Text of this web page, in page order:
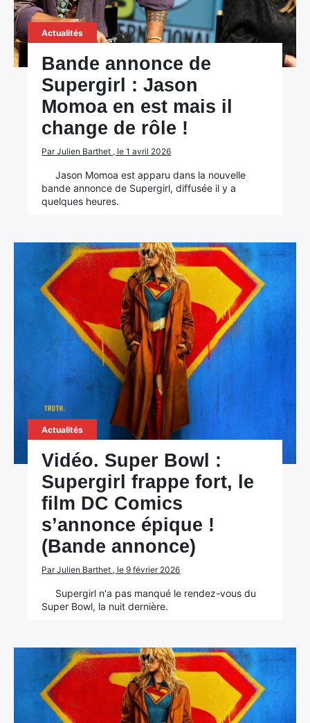
Actualités
Bande annonce de
Supergirl : Jason
Momoa en est mais il
change de rôle !
Par Julien Barthet , le 1 avril 2026
Jason Momoa est apparu dans la nouvelle
bande annonce de Supergirl, diffusée il y a
quelques heures.
Actualités
Vidéo. Super Bowl :
Supergirl frappe fort, le
film DC Comics
s’annonce épique !
(Bande annonce)
Par Julien Barthet , le 9 février 2026
Supergirl n'a pas manqué le rendez-vous du
Super Bowl, la nuit dernière.